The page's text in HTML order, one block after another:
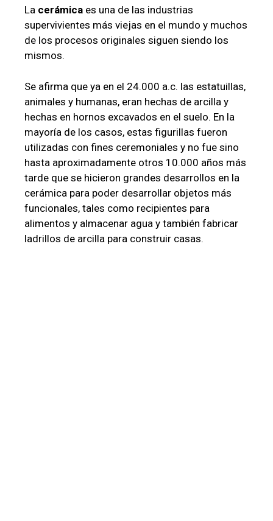
La cerámica es una de las industrias
supervivientes más viejas en el mundo y muchos
de los procesos originales siguen siendo los
mismos.
Se afirma que ya en el 24.000 a.c. las estatuillas,
animales y humanas, eran hechas de arcilla y
hechas en hornos excavados en el suelo. En la
mayoría de los casos, estas figurillas fueron
utilizadas con fines ceremoniales y no fue sino
hasta aproximadamente otros 10.000 años más
tarde que se hicieron grandes desarrollos en la
cerámica para poder desarrollar objetos más
funcionales, tales como recipientes para
alimentos y almacenar agua y también fabricar
ladrillos de arcilla para construir casas.